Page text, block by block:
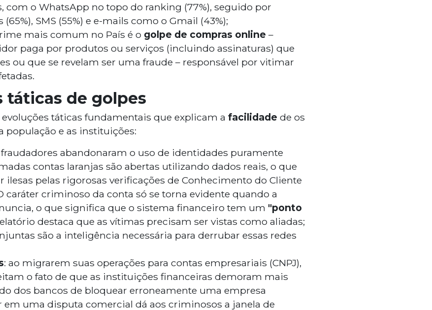
com o WhatsApp no topo do ranking (77%), seguido por
SMS (55%) e e-mails como o Gmail (43%);
mais comum no País é o golpe de compras online –
paga por produtos ou serviços (incluindo assinaturas) que
ou que se revelam ser uma fraude – responsável por vitimar
táticas de golpes
táticas fundamentais que explicam a facilidade de os
população e as instituições:
abandonaram o uso de identidades puramente
contas laranjas são abertas utilizando dados reais, o que
ilesas pelas rigorosas verificações de Conhecimento do Cliente
caráter criminoso da conta só se torna evidente quando a
o que significa que o sistema financeiro tem um "ponto
destaca que as vítimas precisam ser vistas como aliadas;
são a inteligência necessária para derrubar essas redes
: ao migrarem suas operações para contas empresariais (CNPJ),
o fato de que as instituições financeiras demoram mais
dos bancos de bloquear erroneamente uma empresa
uma disputa comercial dá aos criminosos a janela de